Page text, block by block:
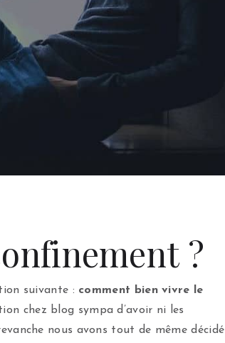
?
suivante : comment bien vivre le
chez blog sympa d’avoir ni les
nous avons tout de même décidé